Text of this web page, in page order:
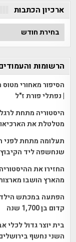
ארכיון הכתבות
ארכיון
הכתבות
הרשומות
הסיפור מאחורי מטוס
| נפתלי פורת ז"ל
היסטוריה מתחת
מטלטלת את
תעלומה מתחת
שנחשפה ליד
החזירו את
מהארץ הושבו
הפתעה במכתש הילד
קדום בן 1,700 שנה
בית יוצר גדול
השני נחשף